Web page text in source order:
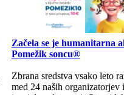
Začela se je humanitarna
Pomežik soncu®
Zbrana sredstva vsako leto
med 24 naših organizatorjev